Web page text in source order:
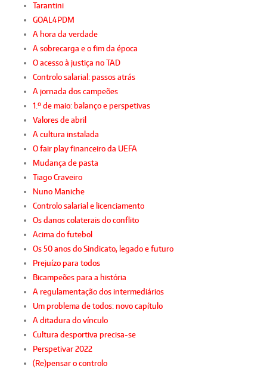
Tarantini
GOAL4PDM
A hora da verdade
A sobrecarga e o fim da época
O acesso à justiça no TAD
Controlo salarial: passos atrás
A jornada dos campeões
1.º de maio: balanço e perspetivas
Valores de abril
A cultura instalada
O fair play financeiro da UEFA
Mudança de pasta
Tiago Craveiro
Nuno Maniche
Controlo salarial e licenciamento
Os danos colaterais do conflito
Acima do futebol
Os 50 anos do Sindicato, legado e futuro
Prejuízo para todos
Bicampeões para a história
A regulamentação dos intermediários
Um problema de todos: novo capítulo
A ditadura do vínculo
Cultura desportiva precisa-se
Perspetivar 2022
(Re)pensar o controlo